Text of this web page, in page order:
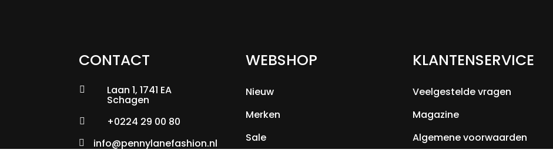
CONTACT
 Laan 1, 1741 EA
Schagen
 +0224 29 00 80
 info@pennylanefashion.nl
WEBSHOP
Nieuw
Merken
Sale
KLANTENSERVICE
Veelgestelde vragen
Magazine
Algemene voorwaarden